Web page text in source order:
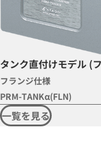
タンク直付けモデル (
フランジ仕様
PRM-TANKα(FLN)
一覧を見る